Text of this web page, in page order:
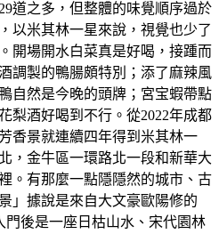
道之多，但整體的味覺順序過於
以米其林一星來說，視覺也少了
開場開水白菜真是好喝，接踵而
調製的鴨腸頗特別；添了麻辣風
自然是今晚的頭牌；宮宝蝦帶點
梨酒好喝到不行。從2022年成都
香景就連續四年得到米其林一
，金牛區一環路北一段和新華大
。有那麼一點隱隱然的城市、古
」據說是來自大文豪歐陽修的
門後是一座日枯山水、宋代園林